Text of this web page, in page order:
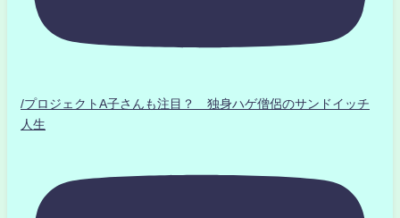
/プロジェクトA子さんも注目？ 独身ハゲ僧侶のサンドイッチ
人生